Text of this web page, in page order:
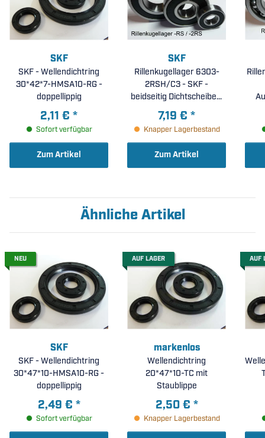
SKF
SKF - Wellendichtring
30*42*7-HMSA10-RG -
doppellippig
2,11 € *
Sofort verfügbar
Zum Artikel
SKF
Rillenkugellager 6303-
2RSH/C3 - SKF -
beidseitig Dichtscheiben,
Lagerluft C3 (
17x47x14mm )
7,19 € *
Knapper Lagerbestand
Zum Artikel
Ähnliche Artikel
NEU
SKF
SKF - Wellendichtring
30*47*10-HMSA10-RG -
doppellippig
2,49 € *
Sofort verfügbar
AUF LAGER
markenlos
Wellendichtring
20*47*10-TC mit
Staublippe
2,50 € *
Knapper Lagerbestand
AUF